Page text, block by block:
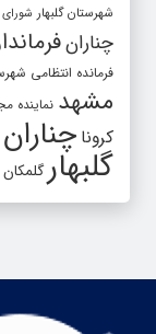
شهرستان گلبهار شورای
چناران
فرمانده انتظامی
مشهد نماینده
کرونا چناران
گلبهارگلمکان